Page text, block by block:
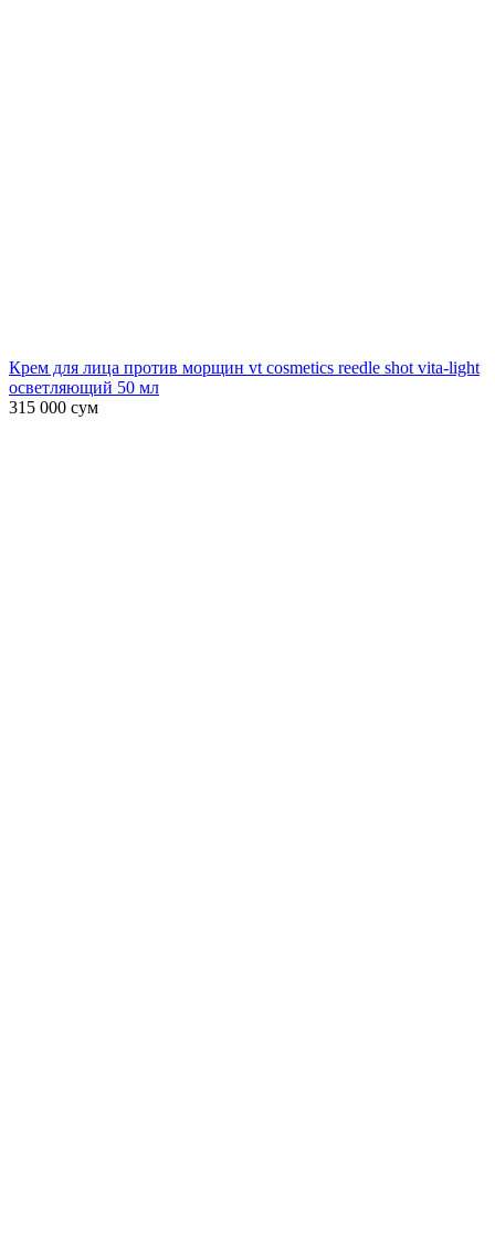
Крем для лица против морщин vt cosmetics reedle shot vita-light
осветляющий 50 мл
315 000 сум